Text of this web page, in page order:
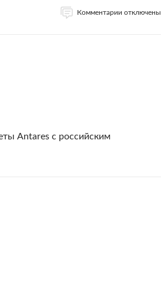
Комментарии отключены
Antares с российским